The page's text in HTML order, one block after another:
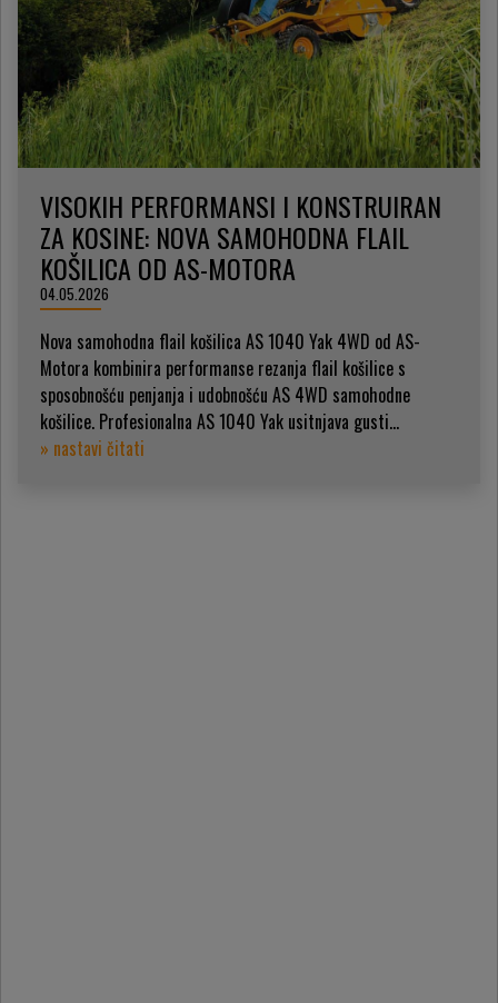
VISOKIH PERFORMANSI I KONSTRUIRAN
ZA KOSINE: NOVA SAMOHODNA FLAIL
KOŠILICA OD AS-MOTORA
04.05.2026
Nova samohodna flail košilica AS 1040 Yak 4WD od AS-
Motora kombinira performanse rezanja flail košilice s
sposobnošću penjanja i udobnošću AS 4WD samohodne
košilice. Profesionalna AS 1040 Yak usitnjava gusti...
» nastavi čitati